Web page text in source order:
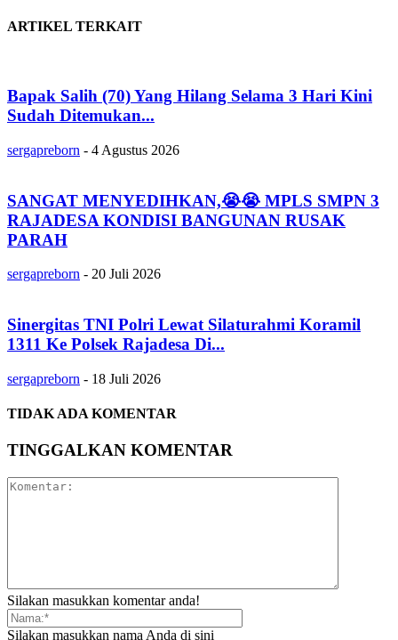
ARTIKEL TERKAIT
Bapak Salih (70) Yang Hilang Selama 3 Hari Kini
Sudah Ditemukan...
sergapreborn - 4 Agustus 2026
SANGAT MENYEDIHKAN,😭😭 MPLS SMPN 3
RAJADESA KONDISI BANGUNAN RUSAK
PARAH
sergapreborn - 20 Juli 2026
Sinergitas TNI Polri Lewat Silaturahmi Koramil
1311 Ke Polsek Rajadesa Di...
sergapreborn - 18 Juli 2026
TIDAK ADA KOMENTAR
TINGGALKAN KOMENTAR
Silakan masukkan komentar anda!
Silakan masukkan nama Anda di sini